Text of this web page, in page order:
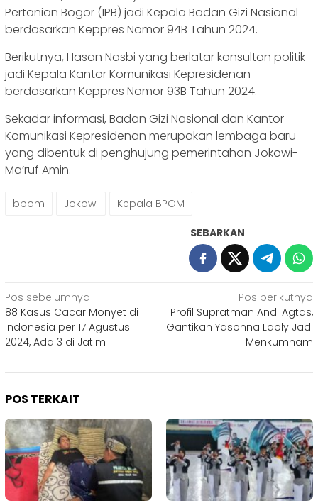
Pertanian Bogor (IPB) jadi Kepala Badan Gizi Nasional
berdasarkan Keppres Nomor 94B Tahun 2024.
Berikutnya, Hasan Nasbi yang berlatar konsultan politik
jadi Kepala Kantor Komunikasi Kepresidenan
berdasarkan Keppres Nomor 93B Tahun 2024.
Sekadar informasi, Badan Gizi Nasional dan Kantor
Komunikasi Kepresidenan merupakan lembaga baru
yang dibentuk di penghujung pemerintahan Jokowi-
Ma’ruf Amin.
bpom Jokowi Kepala BPOM
SEBARKAN
Navigasi
pos
Pos sebelumnya
88 Kasus Cacar Monyet di
Indonesia per 17 Agustus
2024, Ada 3 di Jatim
Pos berikutnya
Profil Supratman Andi Agtas,
Gantikan Yasonna Laoly Jadi
Menkumham
POS TERKAIT